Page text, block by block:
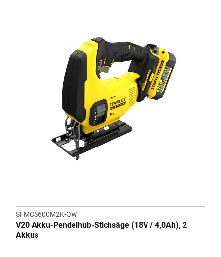
SFMCS600M2K-QW
V20 Akku-Pendelhub-Stichsäge (18V / 4,0Ah), 2
Akkus